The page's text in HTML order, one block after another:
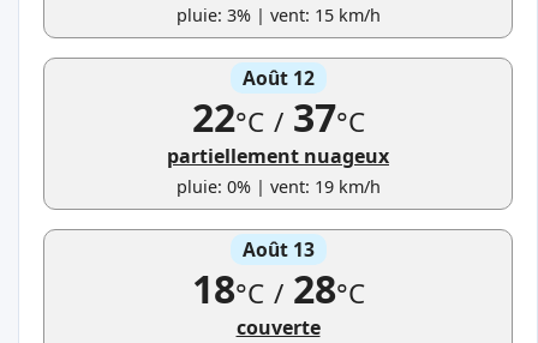
pluie: 3% | vent: 15 km/h
Août 12
22°C /37°C
partiellement nuageux
pluie: 0% | vent: 19 km/h
Août 13
18°C /28°C
couverte